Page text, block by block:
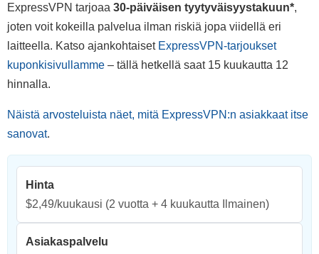
ExpressVPN tarjoaa 30-päiväisen tyytyväisyystakuun*,
joten voit kokeilla palvelua ilman riskiä jopa viidellä eri
laitteella. Katso ajankohtaiset ExpressVPN-tarjoukset
kuponkisivullamme – tällä hetkellä saat 15 kuukautta 12
hinnalla.
Näistä arvosteluista näet, mitä ExpressVPN:n asiakkaat itse
sanovat.
Hinta
$2,49/kuukausi (2 vuotta + 4 kuukautta Ilmainen)
Asiakaspalvelu